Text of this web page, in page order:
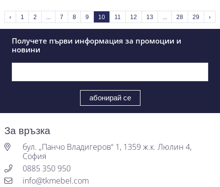
‹ 1 2 7 8 9 10 11 12 13 28 29 ›
Получете първи информация за промоции и
новини
За връзка
бул. „Панчо Владигеров“ 1, 1359 ж.к. Люлин 4,
София
0885 350 950
info@tkmebel.com